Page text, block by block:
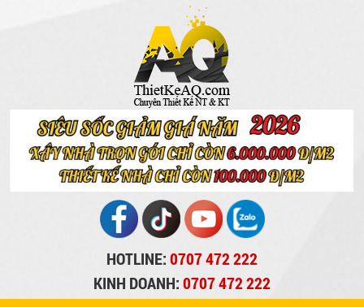
HOTLINE:0707 472 222
KINH DOANH:0707 472 222